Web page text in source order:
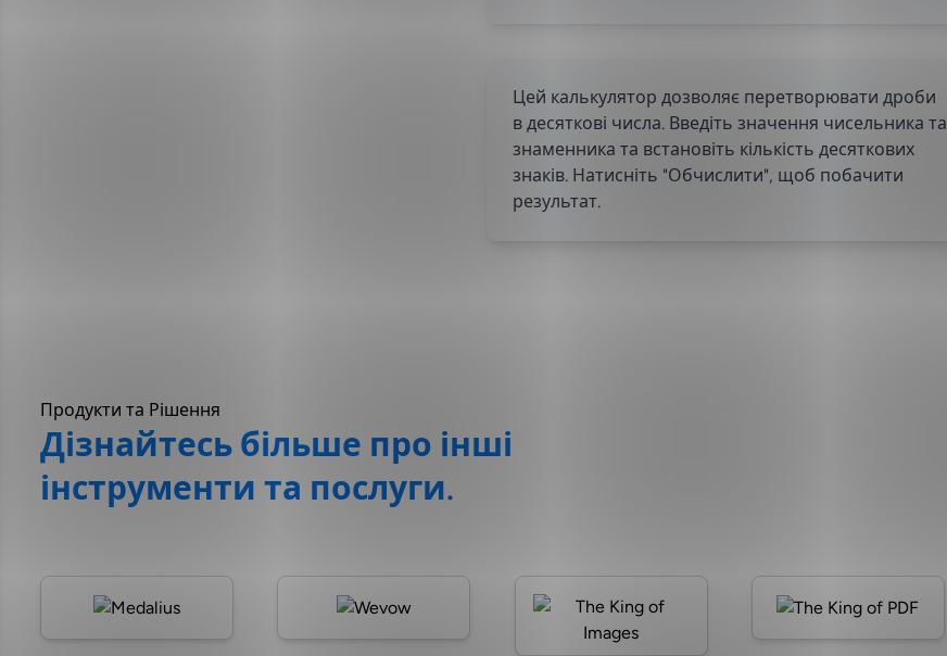
Цей калькулятор дозволяє перетворювати дроби
в десяткові числа. Введіть значення чисельника та
знаменника та встановіть кількість десяткових
знаків. Натисніть "Обчислити", щоб побачити
результат.
Продукти та Рішення
Дізнайтесь більше про інші
інструменти та послуги.